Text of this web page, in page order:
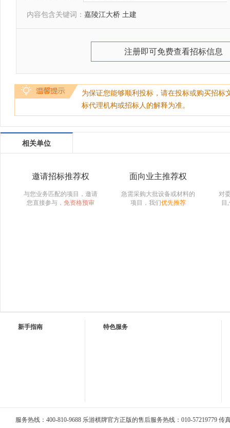
内容包含关键词： 嘉陵江大桥 土建
注册即可免费查看招标信息
为保证您能够顺利投标，请在投标或购买招
标代理机构或招标人的解释为准。
相关单位
邀请招标推荐权
与您业务匹配的项目，邀请
您直接参与， 免资格预审
面向业主推荐权
急需采购大批设备或材料的
项目，我们优先推荐
对
目
新手指南 特色服务
服务热线：400-810-9688 乐游棋牌官方正版的售后服务热线：010-57219779 传